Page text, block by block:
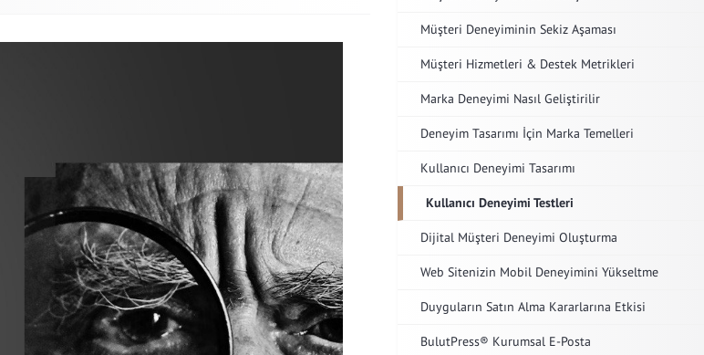
Müşteri Deneyiminin Sekiz Aşaması
Müşteri Hizmetleri & Destek Metrikleri
Marka Deneyimi Nasıl Geliştirilir
Deneyim Tasarımı İçin Marka Temelleri
Kullanıcı Deneyimi Tasarımı
Kullanıcı Deneyimi Testleri
Dijital Müşteri Deneyimi Oluşturma
Web Sitenizin Mobil Deneyimini Yükseltme
Duyguların Satın Alma Kararlarına Etkisi
BulutPress® Kurumsal E-Posta